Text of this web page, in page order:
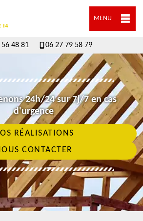
MENU
48 81 06 27 79 58 79
24h/24 sur 7j/7 en cas
d'urgence
RÉALISATIONS
CONTACTER